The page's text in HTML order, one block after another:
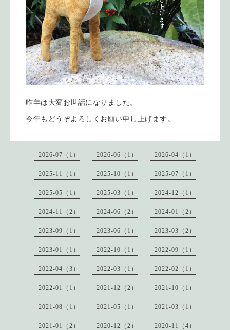
昨年は大変お世話になりました。
今年もどうぞよろしくお願い申し上げます。
2026-07（1） 2026-06（1） 2026-04（1）
2025-11（1） 2025-10（1） 2025-07（1）
2025-05（1） 2025-03（1） 2024-12（1）
2024-11（2） 2024-06（2） 2024-01（2）
2023-09（1） 2023-06（1） 2023-03（2）
2023-01（1） 2022-10（1） 2022-09（1）
2022-04（3） 2022-03（1） 2022-02（1）
2022-01（1） 2021-12（2） 2021-10（1）
2021-08（1） 2021-05（1） 2021-03（1）
2021-01（2） 2020-12（2） 2020-11（4）